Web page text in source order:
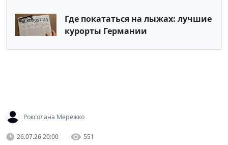
Где покататься на лыжах: лучшие
курорты Германии
Роксолана Мережко
26.07.26 20:00 551